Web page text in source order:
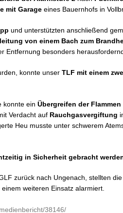
mit Garage eines Bauernhofs in
und unterstützten anschließend
von einem Bach zum
Entfernung besonders
konnte unser TLF mit einem
konnte ein Übergreifen der Flammen
Verdacht auf Rauchgasvergiftung
Heu musste unter schwerem
in Sicherheit gebracht
zurück nach Ungenach, stellten
weiteren Einsatz alarmiert.
38146/